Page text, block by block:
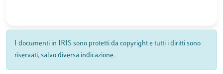
I documenti in IRIS sono protetti da copyright e tutti i diritti sono
riservati, salvo diversa indicazione.